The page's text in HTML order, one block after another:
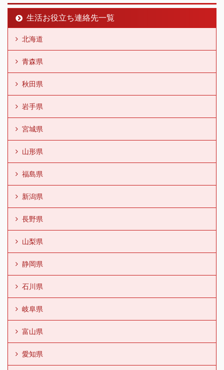
生活お役立ち連絡先一覧
北海道
青森県
秋田県
岩手県
宮城県
山形県
福島県
新潟県
長野県
山梨県
静岡県
石川県
岐阜県
富山県
愛知県